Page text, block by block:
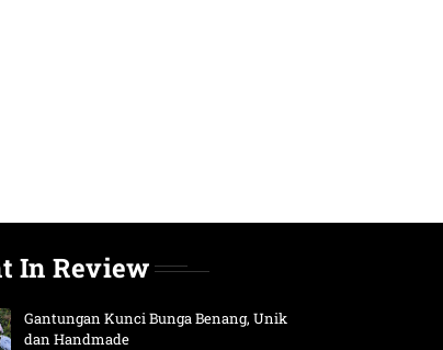
In Review
Gantungan Kunci Bunga Benang, Unik
dan Handmade